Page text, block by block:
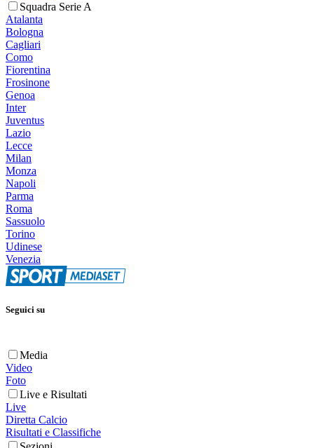
Squadra Serie A
Atalanta
Bologna
Cagliari
Como
Fiorentina
Frosinone
Genoa
Inter
Juventus
Lazio
Lecce
Milan
Monza
Napoli
Parma
Roma
Sassuolo
Torino
Udinese
Venezia
Seguici su
Media
Video
Foto
Live e Risultati
Live
Diretta Calcio
Risultati e Classifiche